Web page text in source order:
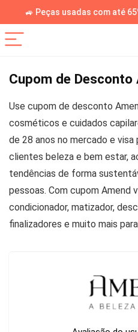
🚙 Peças usadas com até
Cupom de Desconto
Use cupom de desconto
cosméticos e cuidados
de 28 anos no mercado e visa
clientes beleza e bem estar,
tendências de forma
pessoas. Com cupom Amend
condicionador, matizador,
finalizadores e muito mais